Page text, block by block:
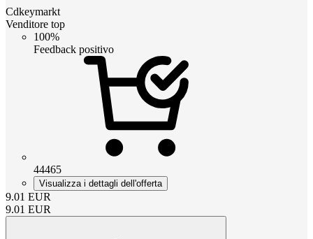
Cdkeymarkt
Venditore top
100%
Feedback positivo
44465
Visualizza i dettagli dell'offerta
9.01 EUR
9.01 EUR